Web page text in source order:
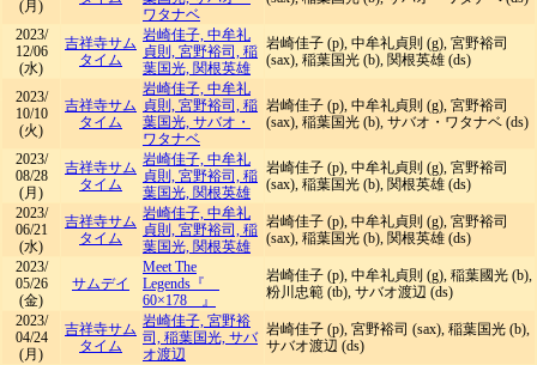
(月)
ワタナベ
2023/
12/06
(水)
吉祥寺サム
タイム
岩崎佳子, 中牟礼
貞則, 宮野裕司, 稲
葉国光, 関根英雄
岩崎佳子 (p), 中牟礼貞則 (g), 宮野裕司
(sax), 稲葉国光 (b), 関根英雄 (ds)
2023/
10/10
(火)
吉祥寺サム
タイム
岩崎佳子, 中牟礼
貞則, 宮野裕司, 稲
葉国光, サバオ・
ワタナベ
岩崎佳子 (p), 中牟礼貞則 (g), 宮野裕司
(sax), 稲葉国光 (b), サバオ・ワタナベ (ds)
2023/
08/28
(月)
吉祥寺サム
タイム
岩崎佳子, 中牟礼
貞則, 宮野裕司, 稲
葉国光, 関根英雄
岩崎佳子 (p), 中牟礼貞則 (g), 宮野裕司
(sax), 稲葉国光 (b), 関根英雄 (ds)
2023/
06/21
(水)
吉祥寺サム
タイム
岩崎佳子, 中牟礼
貞則, 宮野裕司, 稲
葉国光, 関根英雄
岩崎佳子 (p), 中牟礼貞則 (g), 宮野裕司
(sax), 稲葉国光 (b), 関根英雄 (ds)
2023/
05/26
(金)
サムデイ
Meet The
Legends『
60×178 』
岩崎佳子 (p), 中牟礼貞則 (g), 稲葉國光 (b),
粉川忠範 (tb), サバオ渡辺 (ds)
2023/
04/24
(月)
吉祥寺サム
タイム
岩崎佳子, 宮野裕
司, 稲葉国光, サバ
オ渡辺
岩崎佳子 (p), 宮野裕司 (sax), 稲葉国光 (b),
サバオ渡辺 (ds)